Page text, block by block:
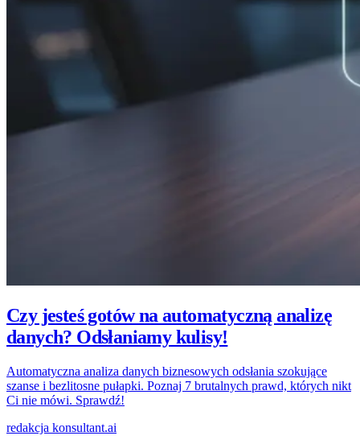
Czy jesteś gotów na automatyczną analizę
danych? Odsłaniamy kulisy!
Automatyczna analiza danych biznesowych odsłania szokujące
szanse i bezlitosne pułapki. Poznaj 7 brutalnych prawd, których nikt
Ci nie mówi. Sprawdź!
redakcja konsultant.ai